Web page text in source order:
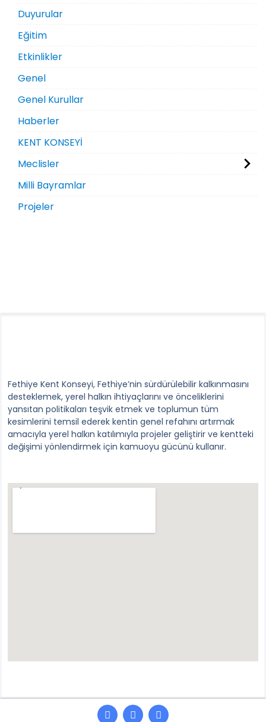
Duyurular
Eğitim
Etkinlikler
Genel
Genel Kurullar
Haberler
KENT KONSEYİ
Meclisler
Milli Bayramlar
Projeler
Fethiye Kent Konseyi, Fethiye’nin sürdürülebilir kalkınmasını
desteklemek, yerel halkın ihtiyaçlarını ve önceliklerini
yansıtan politikaları teşvik etmek ve toplumun tüm
kesimlerini temsil ederek kentin genel refahını artırmak
amacıyla yerel halkın katılımıyla projeler geliştirir ve kentteki
değişimi yönlendirmek için kamuoyu gücünü kullanır.